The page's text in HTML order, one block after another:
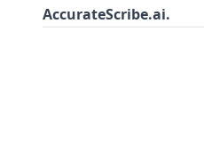
AccurateScribe.ai.